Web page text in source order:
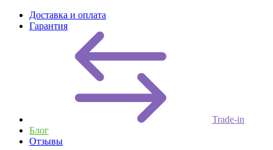
Доставка и оплата
Гарантия
Trade-in
Блог
Отзывы